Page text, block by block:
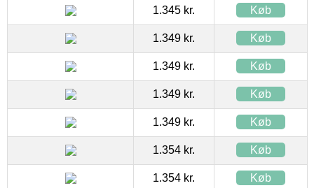
1.345 kr. Køb
1.349 kr. Køb
1.349 kr. Køb
1.349 kr. Køb
1.349 kr. Køb
1.354 kr. Køb
1.354 kr. Køb